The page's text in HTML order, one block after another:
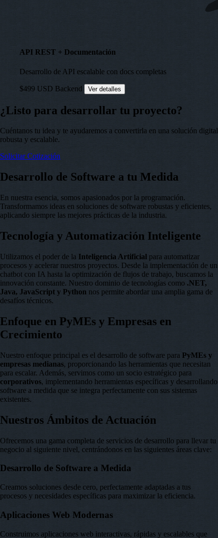
API REST + Documentación
Desarrollo de API escalable con docs completas
$499 USD Backend Ver detalles
¿Listo para desarrollar tu proyecto?
Cuéntanos tu idea y te ayudaremos a convertirla en una solución digital
robusta y escalable.
Solicitar Cotización
Desarrollo de Software a tu Medida
En nuestra esencia, somos apasionados por la programación.
Transformamos ideas en soluciones de software robustas y eficientes,
aplicando siempre las mejores prácticas de la industria.
Tecnología y Automatización Inteligente
Utilizamos el poder de la Inteligencia Artificial para automatizar
procesos y acelerar nuestros proyectos. Desde la implementación de un
chatbot con IA hasta la optimización de flujos de trabajo, buscamos la
innovación constante. Nuestro dominio de tecnologías como .NET,
Java, JavaScript y Python nos permite abordar una amplia gama de
desafíos técnicos.
Enfoque en PyMEs y Empresas en
Crecimiento
Nuestro enfoque principal es el desarrollo de software para PyMEs y
empresas medianas, proporcionando las herramientas que necesitan
para escalar. Además, servimos como un socio estratégico para
corporativos, implementando herramientas específicas y desarrollando
software a medida que se integra perfectamente con sus sistemas
existentes.
Nuestros Ámbitos de Actuación
Ofrecemos una gama completa de servicios de desarrollo para llevar tu
negocio al siguiente nivel, centrándonos en las siguientes áreas clave:
Desarrollo de Software a Medida
Creamos soluciones desde cero, perfectamente adaptadas a tus
procesos y necesidades específicas para maximizar la eficiencia.
Aplicaciones Web Modernas
Construimos aplicaciones web interactivas, rápidas y escalables que